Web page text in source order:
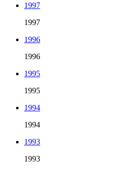
1997
1997
1996
1996
1995
1995
1994
1994
1993
1993